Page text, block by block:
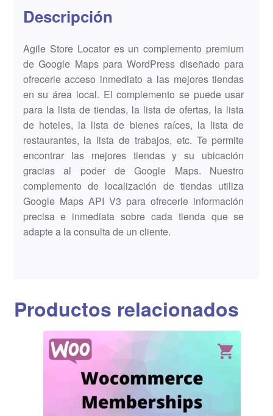
Descripción
Agile Store Locator es un complemento premium
de Google Maps para WordPress diseñado para
ofrecerle acceso inmediato a las mejores tiendas
en su área local. El complemento se puede usar
para la lista de tiendas, la lista de ofertas, la lista
de hoteles, la lista de bienes raíces, la lista de
restaurantes, la lista de trabajos, etc. Te permite
encontrar las mejores tiendas y su ubicación
gracias al poder de Google Maps. Nuestro
complemento de localización de tiendas utiliza
Google Maps API V3 para ofrecerle información
precisa e inmediata sobre cada tienda que se
adapte a la consulta de un cliente.
Productos relacionados